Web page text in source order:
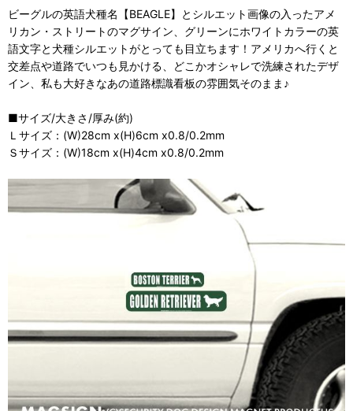
ビーグルの英語犬種名【BEAGLE】とシルエット画像の入ったアメ
リカン・ストリートのマグサイン、グリーンにホワイトカラーの英
語文字と犬種シルエットがとっても目立ちます！アメリカへ行くと
交差点や道路でいつも見かける、どこかオシャレで洗練されたデザ
イン、私も大好きなあの道路標識看板の雰囲気そのまま♪
■サイズ/大きさ/厚み(約)
Ｌサイズ：(W)28cm x(H)6cm x0.8/0.2mm
Ｓサイズ：(W)18cm x(H)4cm x0.8/0.2mm